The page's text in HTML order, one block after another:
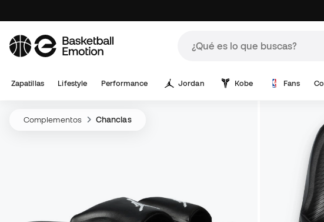
Zapatillas Lifestyle Performance Jordan Kobe Fans
Complementos Chanclas